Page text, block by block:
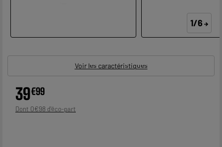
1/6
Voir les caractéristiques
39€99
Dont 0€98